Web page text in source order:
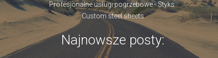
Profesjonalne usługi pogrzebowe - Styks.
Custom steel sheets
Najnowsze posty: